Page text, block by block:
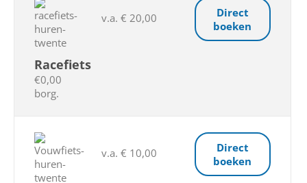
Racefiets
€0,00
borg.
v.a. € 20,00
Direct
boeken
v.a. € 10,00
Direct
boeken